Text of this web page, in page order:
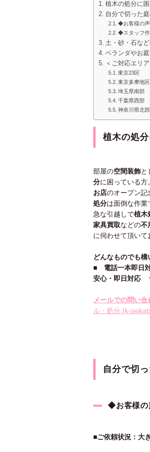
植木の処分に
自分で切った
◆お客様の
◆スタッフ
土・砂・石な
ベランダやお
＜ご対応エリア
東京23区
東京多摩地区
埼玉県南部
千葉県西部
神奈川県北部
植木の処
部屋の空間装飾と
分に困っている方。
お店のオープン記
処分は面倒な作業
急な引越しで植木
家具買取などの不
に伺わせて頂いて
どんなものでも
■ 電話一本即日
安心・即日対応
メールでの問い合
ル・処分 (k-
自分で切
◆お客様
■ご依頼状況：大